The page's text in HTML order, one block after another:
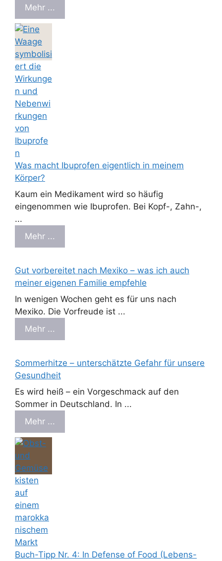
Mehr ...
Was macht Ibuprofen eigentlich in meinem
Körper?
Kaum ein Medikament wird so häufig
eingenommen wie Ibuprofen. Bei Kopf-, Zahn-,
...
Mehr ...
Gut vorbereitet nach Mexiko – was ich auch
meiner eigenen Familie empfehle
In wenigen Wochen geht es für uns nach
Mexiko. Die Vorfreude ist ...
Mehr ...
Sommerhitze – unterschätzte Gefahr für unsere
Gesundheit
Es wird heiß – ein Vorgeschmack auf den
Sommer in Deutschland. In ...
Mehr ...
Buch-Tipp Nr. 4: In Defense of Food (Lebens-